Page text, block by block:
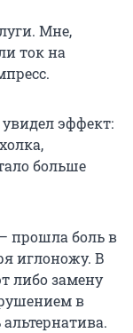
Мне,
ток на
эффект:
больше
прошла боль в
иглоножу. В
либо замену
в